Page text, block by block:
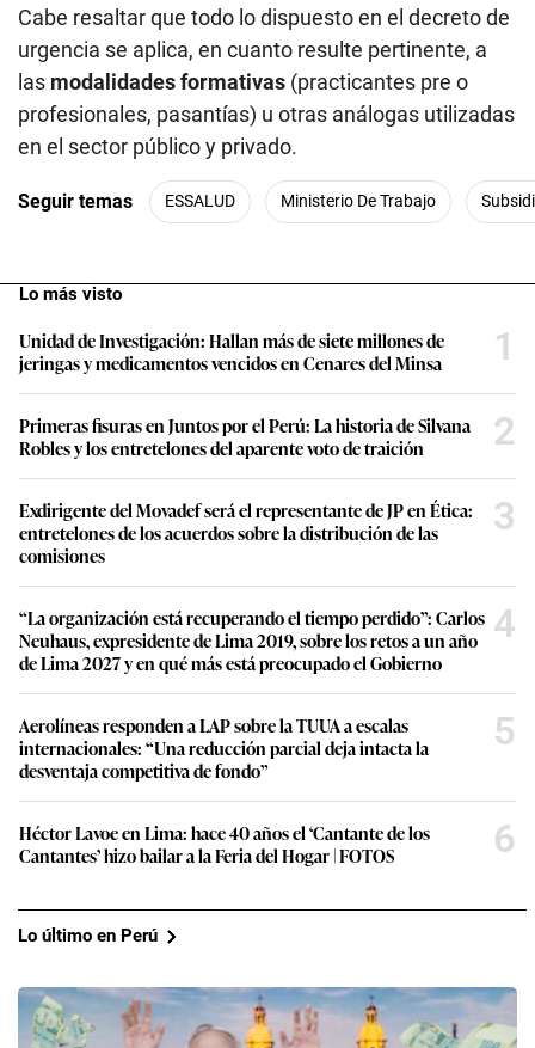
Ministerio De Trabajo
Lo más visto
jeringas y medicamentos vencidos en Cenares del Minsa
1
Robles y los entretelones del aparente voto de traición
Exdirigente del Movadef será el representante de JP en Ética:
entretelones de los acuerdos sobre la distribución de las
comisiones
3
“La organización está recuperando el tiempo perdido”: Carlos
Neuhaus, expresidente de Lima 2019, sobre los retos a un año
de Lima 2027 y en qué más está preocupado el Gobierno
4
Aerolíneas responden a LAP sobre la TUUA a escalas
internacionales: “Una reducción parcial deja intacta la
Héctor Lavoe en Lima: hace 40 años el ‘Cantante de los
Cantantes’ hizo bailar a la Feria del Hogar | FOTOS
Lo último en Perú